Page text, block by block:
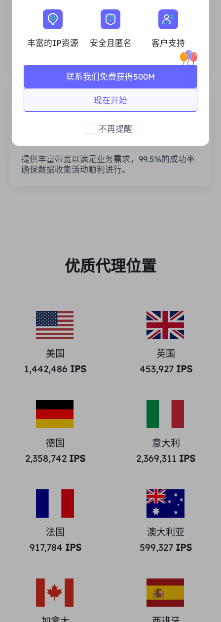
丰富的住宅IP资源
不断努力扩大现有的代理池，以满足每一个客户
提供丰富带宽以满足业务需求，99.5%的成功率
确保数据收集活动顺利进行。
优质代理位置
美国
1,442,486 IPS
英国
453,927IPS
德国
2,358,742 IPS
意大利
2,369,311 IPS
法国
917,784 IPS
澳大利亚
599,327 IPS
丰富的IP资源 安全且匿名 客户支持
现在开始
联系我们免费获得500M
不再提醒